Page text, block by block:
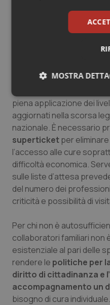
puntando alla staffetta
attenzione in ingresso,
laureati in medicina e
rilanciato il
piena applicazione dei
aggiornati nella scorsa
nazionale. È necessario
superticketper
l’accesso alle cure
difficoltà economica.
sulle liste d’attesa
del numero dei
criticità e possibilità di
Per chi non è
collaboratori familiari non
esistenziale al pari delle
rendere le politiche per
diritto di cittadinanza e
accompagnamento un
bisogno di cura
MOSTRA
Necessari
Necessari
I cookie necessari
sito web abilitandone
navigazione sulle pagine
funzionare
Nome